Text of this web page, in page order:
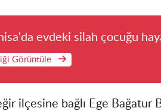
evdeki silah çocuğu
Görüntüle
ilçesine bağlı Ege Bağatur